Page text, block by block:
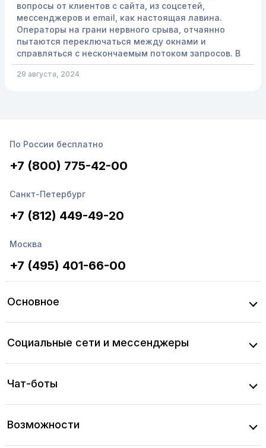
вопросы от клиентов с сайта, из соцсетей,
мессенджеров и email, как настоящая лавина.
Операторы на грани нервного срыва, отчаянно
пытаются переключаться между окнами и
справляться с нескончаемым потоком запросов. В
этот момент клиенты начинают терять терпение,
злиться и в конечном итоге уходят к конкурентам.
29 августа, 2024
По России бесплатно
+7 (800) 775-42-00
Санкт-Петербург
+7 (812) 449-49-20
Москва
+7 (495) 401-66-00
Основное
Социальные сети и мессенджеры
Чат-боты
Возможности